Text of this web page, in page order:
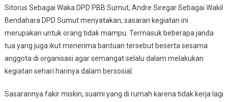
Sitorus Sebagai Waka DPD PBB Sumut, Andre Siregar Sebagai Wakil
Bendahara DPD Sumut menyatakan, sasaran kegiatan ini
merupakan untuk orang tidak mampu. Termasuk beberapa janda
tua yang juga ikut menerima bantuan tersebut beserta sesama
anggota di organisasi agar semangat selalu dalam melakukan
kegiatan sehari harinya dalam bersosial.
Sasarannya fakir miskin, suami yang di rumah karena tidak kerja lagi